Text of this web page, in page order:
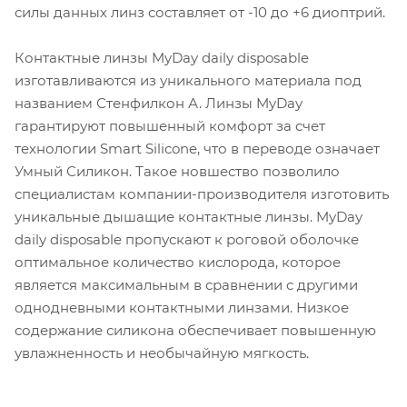
силы данных линз составляет от -10 до +6 диоптрий.
Контактные линзы MyDay daily disposable
изготавливаются из уникального материала под
названием Стенфилкон А. Линзы MyDay
гарантируют повышенный комфорт за счет
технологии Smart Silicone, что в переводе означает
Умный Силикон. Такое новшество позволило
специалистам компании-производителя изготовить
уникальные дышащие контактные линзы. MyDay
daily disposable пропускают к роговой оболочке
оптимальное количество кислорода, которое
является максимальным в сравнении с другими
однодневными контактными линзами. Низкое
содержание силикона обеспечивает повышенную
увлажненность и необычайную мягкость.